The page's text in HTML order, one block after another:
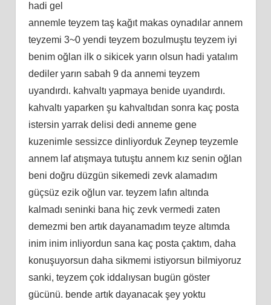
hadi gel
annemle teyzem taş kağıt makas oynadılar annem
teyzemi 3~0 yendi teyzem bozulmuştu teyzem iyi
benim oğlan ilk o sikicek yarın olsun hadi yatalım
dediler yarın sabah 9 da annemi teyzem
uyandırdı. kahvaltı yapmaya benide uyandırdı.
kahvaltı yaparken şu kahvaltıdan sonra kaç posta
istersin yarrak delisi dedi anneme gene
kuzenimle sessizce dinliyorduk Zeynep teyzemle
annem laf atışmaya tutuştu annem kız senin oğlan
beni doğru düzgün sikemedi zevk alamadım
güçsüz ezik oğlun var. teyzem lafın altında
kalmadı seninki bana hiç zevk vermedi zaten
demezmi ben artık dayanamadım teyze altımda
inim inim inliyordun sana kaç posta çaktım, daha
konuşuyorsun daha sikmemi istiyorsun bilmiyoruz
sanki, teyzem çok iddalıysan bugün göster
gücünü. bende artık dayanacak şey yoktu